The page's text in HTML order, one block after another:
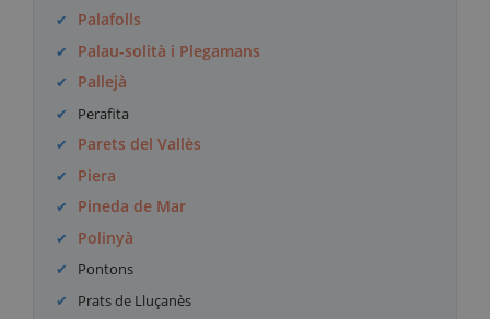
Palafolls
Palau-solità i Plegamans
Pallejà
Perafita
Parets del Vallès
Piera
Pineda de Mar
Polinyà
Pontons
Prats de Lluçanès